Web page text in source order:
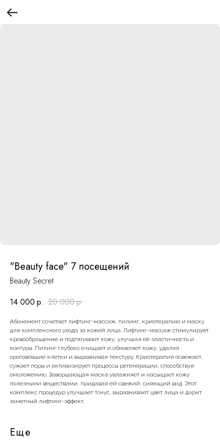
"Beauty face" 7 посещений
Beauty Secret
14 000 р. 20 000р.
Абонемент сочетает лифтинг-массаж, пилинг, криотерапию и маску
для комплексного ухода за кожей лица. Лифтинг-массаж стимулирует
кровообращение и подтягивает кожу, улучшая её эластичность и
контуры. Пилинг глубоко очищает и обновляет кожу, удаляя
ороговевшие клетки и выравнивая текстуру. Криотерапия освежает,
сужает поры и активизирует процессы регенерации, способствуя
омоложению. Завершающая маска увлажняет и насыщает кожу
полезными веществами, придавая ей свежий, сияющий вид. Этот
комплекс процедур улучшает тонус, выравнивает цвет лица и дарит
заметный лифтинг-эффект.
Еще